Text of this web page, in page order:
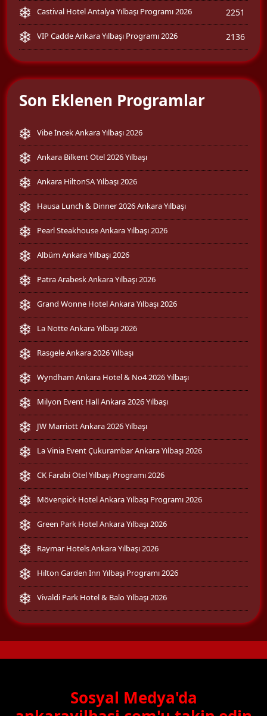
Castival Hotel Antalya Yılbaşı Programı 2026 2251
VIP Cadde Ankara Yılbaşı Programı 2026 2136
Son Eklenen Programlar
Vibe İncek Ankara Yılbaşı 2026
Ankara Bilkent Otel 2026 Yılbaşı
Ankara HiltonSA Yılbaşı 2026
Hausa Lunch & Dinner 2026 Ankara Yılbaşı
Pearl Steakhouse Ankara Yılbaşı 2026
Albüm Ankara Yılbaşı 2026
Patra Arabesk Ankara Yılbaşı 2026
Grand Wonne Hotel Ankara Yılbaşı 2026
La Notte Ankara Yılbaşı 2026
Rasgele Ankara 2026 Yılbaşı
Wyndham Ankara Hotel & No4 2026 Yılbaşı
Milyon Event Hall Ankara 2026 Yılbaşı
JW Marriott Ankara 2026 Yılbaşı
La Vinia Event Çukurambar Ankara Yılbaşı 2026
CK Farabi Otel Yılbaşı Programı 2026
Mövenpick Hotel Ankara Yılbaşı Programı 2026
Green Park Hotel Ankara Yılbaşı 2026
Raymar Hotels Ankara Yılbaşı 2026
Hilton Garden Inn Yılbaşı Programı 2026
Vivaldi Park Hotel & Balo Yılbaşı 2026
Sosyal Medya'da